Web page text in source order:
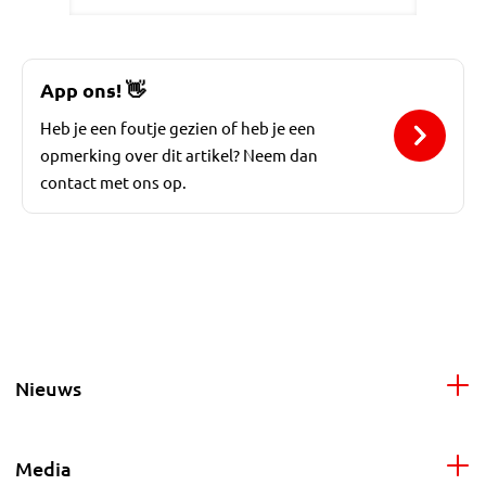
App ons! 👋
Heb je een foutje gezien of heb je een
opmerking over dit artikel? Neem dan
contact met ons op.
Nieuws
Media